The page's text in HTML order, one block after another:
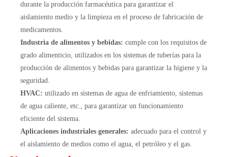
durante la producción farmacéutica para garantizar el
aislamiento medio y la limpieza en el proceso de fabricación de
medicamentos.
Industria de alimentos y bebidas: cumple con los requisitos de
grado alimenticio, utilizados en los sistemas de tuberías para la
producción de alimentos y bebidas para garantizar la higiene y la
seguridad.
HVAC: utilizado en sistemas de agua de enfriamiento, sistemas
de agua caliente, etc., para garantizar un funcionamiento
eficiente del sistema.
Aplicaciones industriales generales: adecuado para el control y
el aislamiento de medios como el agua, el petróleo y el gas.